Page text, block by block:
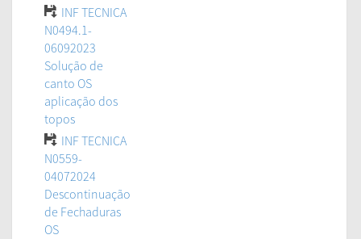
INF TECNICA
N0494.1-
06092023
Solução de
canto OS
aplicação dos
topos
INF TECNICA
N0559-
04072024
Descontinuação
de Fechaduras
OS